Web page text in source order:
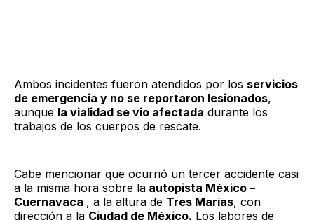
Ambos incidentes fueron atendidos por los servicios
de emergencia y no se reportaron lesionados,
aunque la vialidad se vio afectada durante los
trabajos de los cuerpos de rescate.
Cabe mencionar que ocurrió un tercer accidente casi
a la misma hora sobre la autopista México –
Cuernavaca , a la altura de Tres Marías, con
dirección a la Ciudad de México. Los labores de